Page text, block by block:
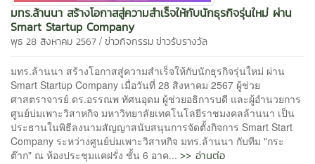
มทร.ล้านนา สร้างโอกาสสู่ความสำเร็จให้กับนักธุรกิจรุ่นใหม่ ผ่าน
Smart Startup Company
พุธ 28 สิงหาคม 2567 / ข่าวกิจกรรมข่าวรับรางวัล
มทร.ล้านนา สร้างโอกาสสู่ความสำเร็จให้กับนักธุรกิจรุ่นใหม่ ผ่าน
Smart Startup Company เมื่อวันที่ 28 สิงหาคม 2567 ผู้ช่วย
ศาสตราจารย์ ดร.อรรณพ ทัศนอุดม ผู้ช่วยอธิการบดี และผู้อำนวยการ
ศูนย์บ่มเพาะวิสาหกิจ มหาวิทยาลัยเทคโนโลยีราชมงคลล้านนา เป็น
ประธานในพิธีลงนามสัญญาสนับสนุนการจัดตั้งกิจการ Smart Start
Company ระหว่างศูนย์บ่มเพาะวิสาหกิจ มทร.ล้านนา กับทีม "กระ
ต๊าก" ณ ห้องประชุมแคฝรั่ง ชั้น 6 อาค... >> อ่านต่อ